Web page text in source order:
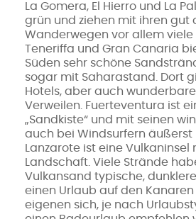
La Gomera, El Hierro und La
grün und ziehen mit ihren gut
Wanderwegen vor allem viele
Teneriffa und Gran Canaria
Süden sehr schöne
sogar mit Saharastand. Dort
Hotels, aber auch
Verweilen. Fuerteventura ist
„Sandkiste“ und mit seinen
auch bei Windsurfern äußerst
Lanzarote ist eine
Landschaft. Viele Strände
Vulkansand typische,
einen Urlaub auf den
eigenen sich, je nach